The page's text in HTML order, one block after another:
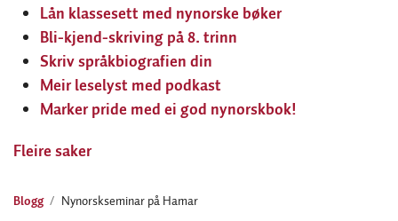
Lån klassesett med nynorske bøker
Bli-kjend-skriving på 8. trinn
Skriv språkbiografien din
Meir leselyst med podkast
Marker pride med ei god nynorskbok!
Fleire saker
Blogg Nynorskseminar på Hamar